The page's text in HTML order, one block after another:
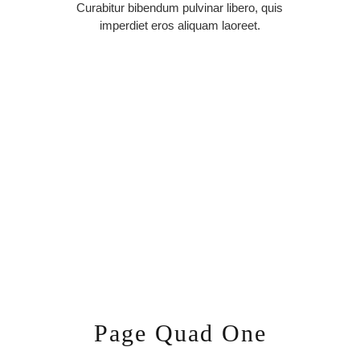
Curabitur bibendum pulvinar libero, quis
imperdiet eros aliquam laoreet.
Page Quad One